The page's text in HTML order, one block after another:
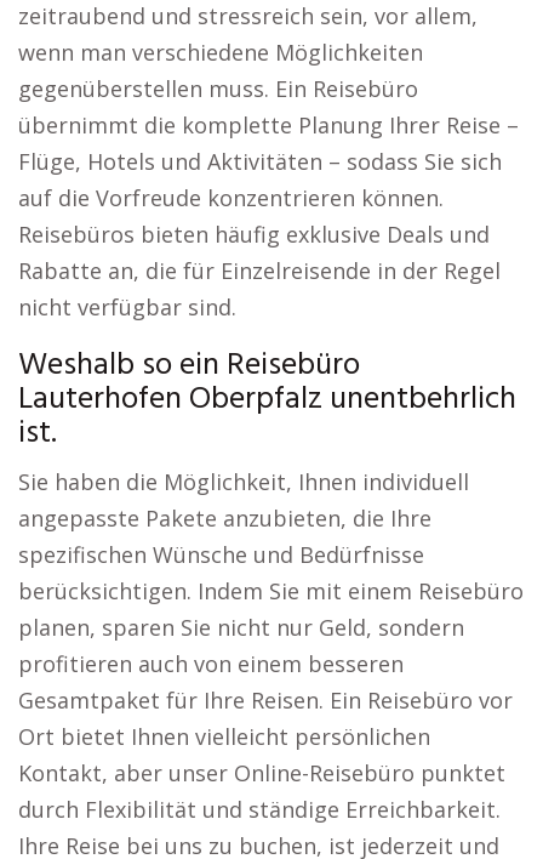
zeitraubend und stressreich sein, vor allem,
wenn man verschiedene Möglichkeiten
gegenüberstellen muss. Ein Reisebüro
übernimmt die komplette Planung Ihrer Reise –
Flüge, Hotels und Aktivitäten – sodass Sie sich
auf die Vorfreude konzentrieren können.
Reisebüros bieten häufig exklusive Deals und
Rabatte an, die für Einzelreisende in der Regel
nicht verfügbar sind.
Weshalb so ein Reisebüro
Lauterhofen Oberpfalz unentbehrlich
ist.
Sie haben die Möglichkeit, Ihnen individuell
angepasste Pakete anzubieten, die Ihre
spezifischen Wünsche und Bedürfnisse
berücksichtigen. Indem Sie mit einem Reisebüro
planen, sparen Sie nicht nur Geld, sondern
profitieren auch von einem besseren
Gesamtpaket für Ihre Reisen. Ein Reisebüro vor
Ort bietet Ihnen vielleicht persönlichen
Kontakt, aber unser Online-Reisebüro punktet
durch Flexibilität und ständige Erreichbarkeit.
Ihre Reise bei uns zu buchen, ist jederzeit und